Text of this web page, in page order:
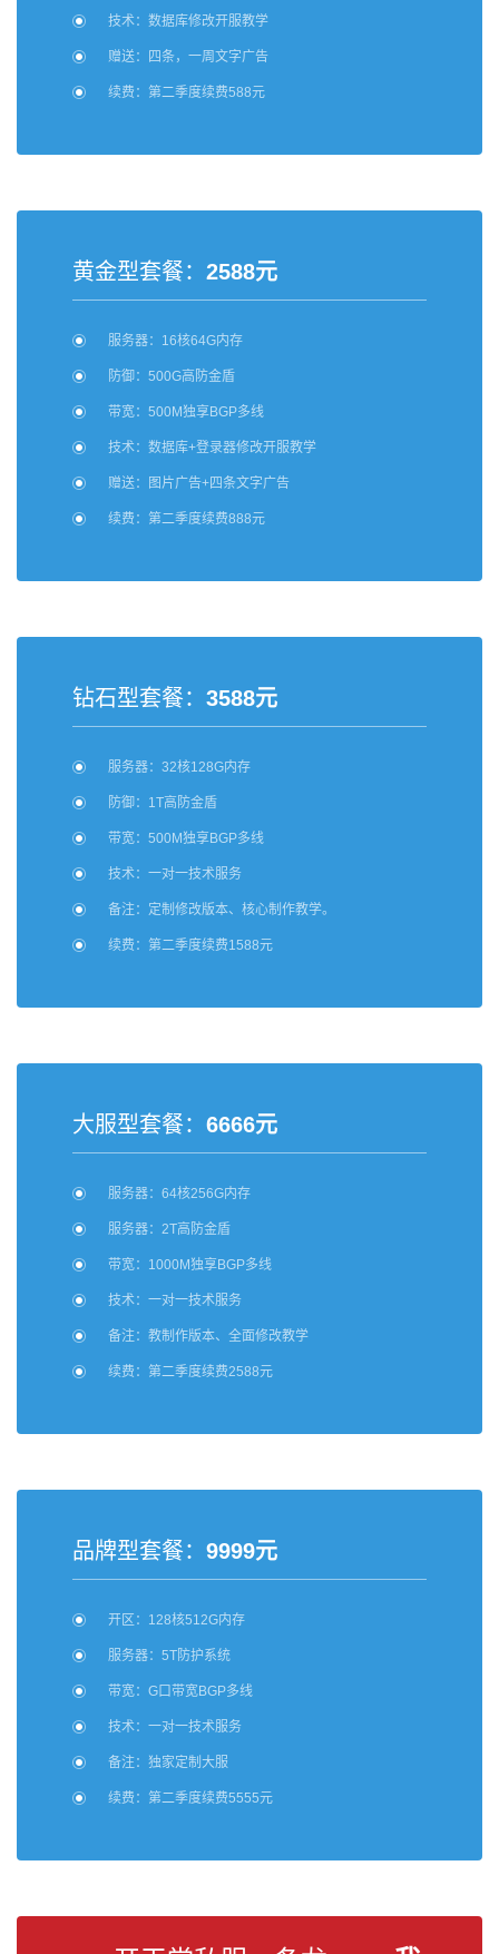
技术：数据库修改开服教学
赠送：四条，一周文字广告
续费：第二季度续费588元
黄金型套餐： 2588元
服务器：16核64G内存
防御：500G高防金盾
带宽：500M独享BGP多线
技术：数据库+登录器修改开服教学
赠送：图片广告+四条文字广告
续费：第二季度续费888元
钻石型套餐： 3588元
服务器：32核128G内存
防御：1T高防金盾
带宽：500M独享BGP多线
技术：一对一技术服务
备注：定制修改版本、核心制作教学。
续费：第二季度续费1588元
大服型套餐： 6666元
服务器：64核256G内存
服务器：2T高防金盾
带宽：1000M独享BGP多线
技术：一对一技术服务
备注：教制作版本、全面修改教学
续费：第二季度续费2588元
品牌型套餐： 9999元
开区：128核512G内存
服务器：5T防护系统
带宽：G口带宽BGP多线
技术：一对一技术服务
备注：独家定制大服
续费：第二季度续费5555元